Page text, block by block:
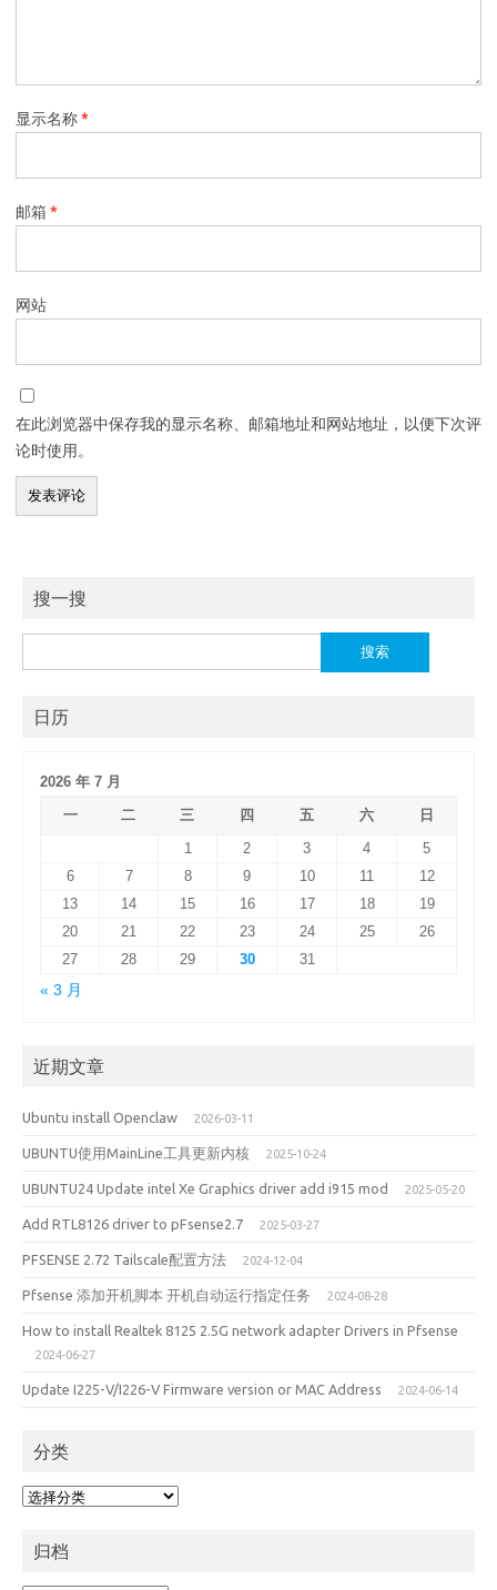
显示名称*
邮箱*
网站
在此浏览器中保存我的显示名称、邮箱地址和网站地址，以便下次评
论时使用。
搜一搜
索：
日历
2026 年 7 月
一
二 三 四 五 六
日
1
2 3 4
5
6
7 8 9 10 11
12
13
14 15 16 17 18
19
20
21 22 23 24 25
26
27
28 29 30
31
« 3 月
近期文章
Ubuntu install Openclaw 2026-03-11
UBUNTU使用MainLine工具更新内核 2025-10-24
UBUNTU24 Update intel Xe Graphics driver add i915 mod 2025-05-20
Add RTL8126 driver to pFsense2.7 2025-03-27
PFSENSE 2.72 Tailscale配置方法 2024-12-04
Pfsense 添加开机脚本 开机自动运行指定任务 2024-08-28
How to install Realtek 8125 2.5G network adapter Drivers in Pfsense
2024-06-27
Update I225-V/I226-V Firmware version or MAC Address 2024-06-14
分类
分
归档